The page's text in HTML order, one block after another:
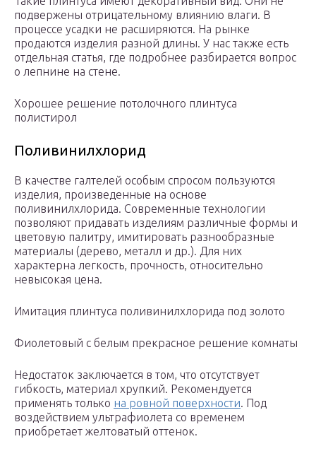
подвержены отрицательному влиянию влаги. В
процессе усадки не расширяются. На рынке
продаются изделия разной длины. У нас также есть
отдельная статья, где подробнее разбирается вопрос
о лепнине на стене.
Хорошее решение потолочного плинтуса
полистирол
Поливинилхлорид
В качестве галтелей особым спросом пользуются
изделия, произведенные на основе
поливинилхлорида. Современные технологии
позволяют придавать изделиям различные формы и
цветовую палитру, имитировать разнообразные
материалы (дерево, металл и др.). Для них
характерна легкость, прочность, относительно
невысокая цена.
Имитация плинтуса поливинилхлорида под золото
Фиолетовый с белым прекрасное решение комнаты
Недостаток заключается в том, что отсутствует
гибкость, материал хрупкий. Рекомендуется
применять только на ровной поверхности. Под
воздействием ультрафиолета со временем
приобретает желтоватый оттенок.